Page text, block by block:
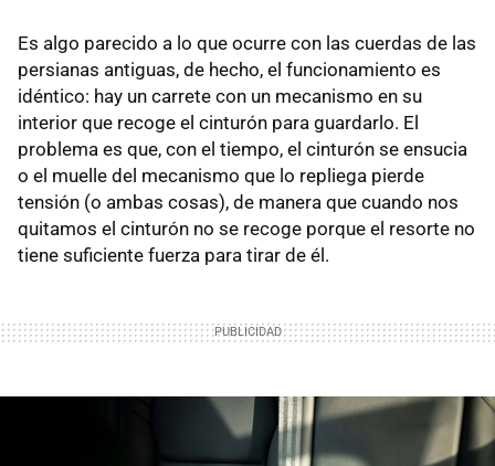
Es algo parecido a lo que ocurre con las cuerdas de las
persianas antiguas, de hecho, el funcionamiento es
idéntico: hay un carrete con un mecanismo en su
interior que recoge el cinturón para guardarlo. El
problema es que, con el tiempo, el cinturón se ensucia
o el muelle del mecanismo que lo repliega pierde
tensión (o ambas cosas), de manera que cuando nos
quitamos el cinturón no se recoge porque el resorte no
tiene suficiente fuerza para tirar de él.